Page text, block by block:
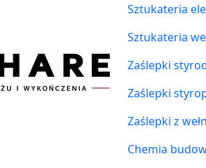
Sztukateria
Sztukateria
Zaślepki
Zaślepki
Zaślepki z
Chemia